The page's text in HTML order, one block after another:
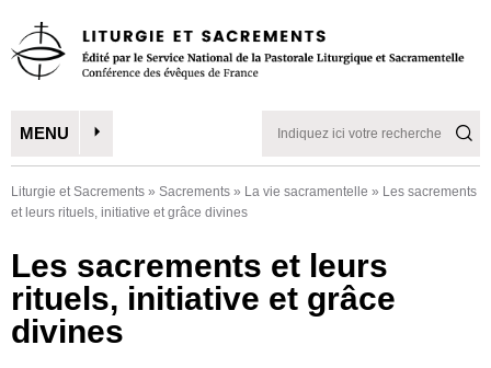
MENU
Liturgie et Sacrements » Sacrements » La vie sacramentelle » Les sacrements
et leurs rituels, initiative et grâce divines
Les sacrements et leurs
rituels, initiative et grâce
divines